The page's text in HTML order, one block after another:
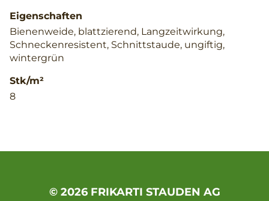
Eigenschaften
Bienenweide, blattzierend, Langzeitwirkung,
Schneckenresistent, Schnittstaude, ungiftig,
wintergrün
Stk/m²
8
© 2026 FRIKARTI STAUDEN AG